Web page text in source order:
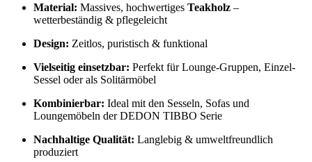
Material: Massives, hochwertiges Teakholz –
wetterbeständig & pflegeleicht
Design: Zeitlos, puristisch & funktional
Vielseitig einsetzbar: Perfekt für Lounge-Gruppen, Einzel-
Sessel oder als Solitärmöbel
Kombinierbar: Ideal mit den Sesseln, Sofas und
Loungemöbeln der DEDON TIBBO Serie
Nachhaltige Qualität: Langlebig & umweltfreundlich
produziert